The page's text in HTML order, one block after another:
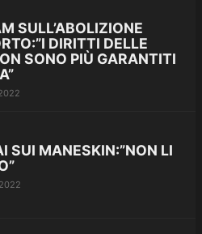
SULL’ABOLIZIONE
DIRITTI DELLE
SONO PIÙ GARANTITI
SUI MANESKIN:”NON LI